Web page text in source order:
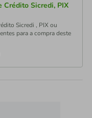
Crédito Sicredi, PIX
Sicredi , PIX ou
para a compra deste